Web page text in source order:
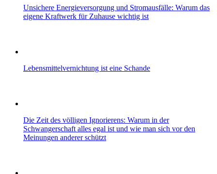
Unsichere Energieversorgung und Stromausfälle: Warum das
eigene Kraftwerk für Zuhause wichtig ist
Lebensmittelvernichtung ist eine Schande
Die Zeit des völligen Ignorierens: Warum in der
Schwangerschaft alles egal ist und wie man sich vor den
Meinungen anderer schützt